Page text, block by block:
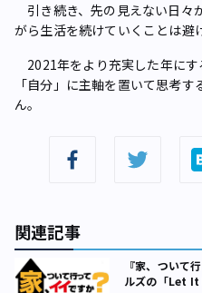
引き続き、先の見えない日々
がら生活を続けていくことは避
2021年をより充実した年にす
「自分」に主軸を置いて思考
ん。
関連記事
『家、ついて
ルズの「Let It